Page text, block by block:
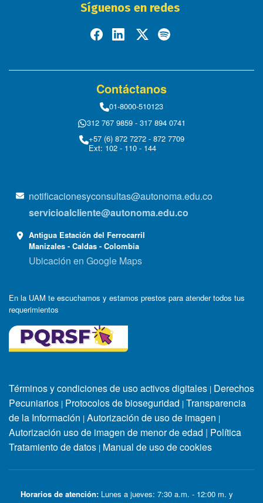
Síguenos en redes
Contáctanos
01-8000-510123
312 767 9859 - 317 894 0741
+57 (6) 872 7272 - 872 7709
Ext: 102 - 110 - 144
notificacionesyconsultas@autonoma.edu.co
servicioalcliente@autonoma.edu.co
Antigua Estación del Ferrocarril
Manizales - Caldas - Colombia
Ubicación en Google Maps
En la UAM te escuchamos y estamos prestos para atender todos tus
requerimientos
Términos y condiciones de uso activos digitales | Derechos
Pecuniarios | Protocolos de bioseguridad | Transparencia
de la Información | Autorización de uso de imagen |
Autorización uso de imagen de menor de edad | Política
Tratamiento de datos | Manual de uso de cookies
Horarios de atención: Lunes a jueves: 7:30 a.m. - 12:00 m. y